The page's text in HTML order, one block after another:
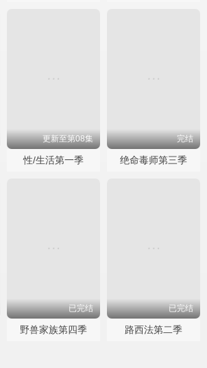
更新至第08集
性/生活第一季
完结
绝命毒师第三季
已完结
野兽家族第四季
已完结
路西法第二季